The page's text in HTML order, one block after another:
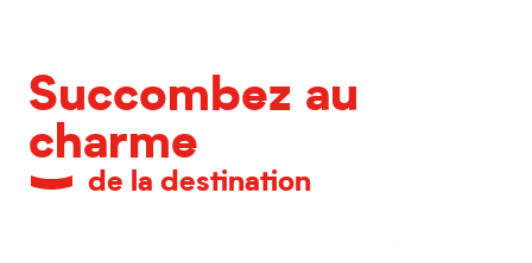
Succombez au
charme
de la destination